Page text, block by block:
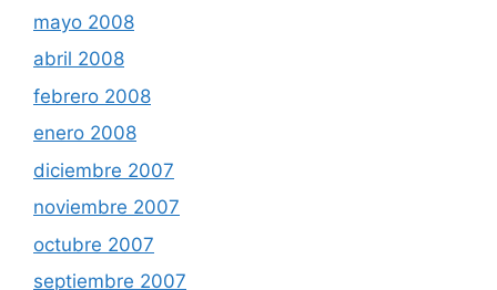
mayo 2008
abril 2008
febrero 2008
enero 2008
diciembre 2007
noviembre 2007
octubre 2007
septiembre 2007